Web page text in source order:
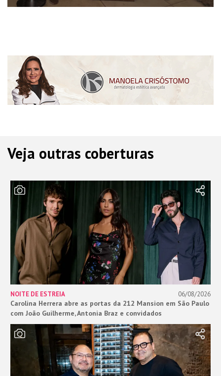
Veja outras coberturas
NOITE DE ESTREIA 06/08/2026
Carolina Herrera abre as portas da 212 Mansion em São Paulo
com João Guilherme, Antonia Braz e convidados